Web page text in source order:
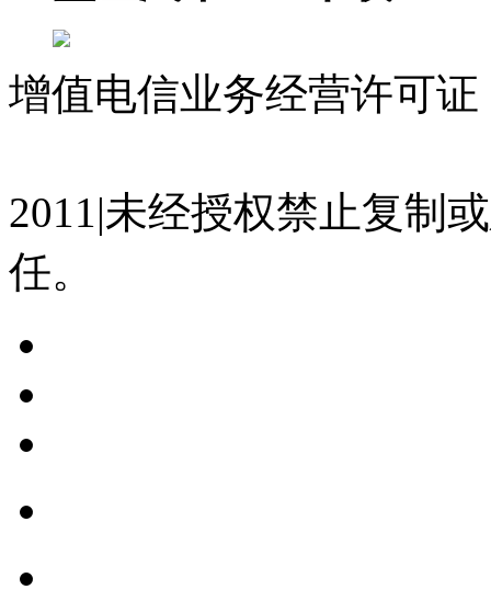
增值电信业务经营许可
2011|未经授权禁止复制
任。